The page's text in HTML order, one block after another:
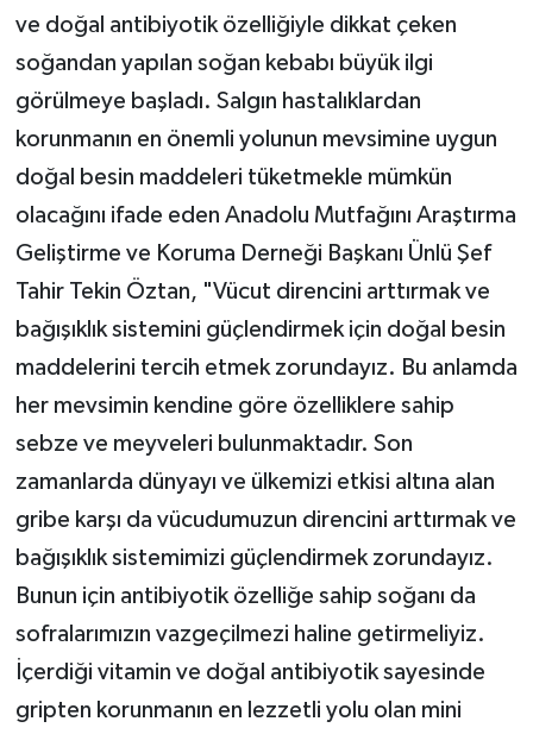
ve doğal antibiyotik özelliğiyle dikkat çeken
soğandan yapılan soğan kebabı büyük ilgi
görülmeye başladı. Salgın hastalıklardan
korunmanın en önemli yolunun mevsimine uygun
doğal besin maddeleri tüketmekle mümkün
olacağını ifade eden Anadolu Mutfağını Araştırma
Geliştirme ve Koruma Derneği Başkanı Ünlü Şef
Tahir Tekin Öztan, "Vücut direncini arttırmak ve
bağışıklık sistemini güçlendirmek için doğal besin
maddelerini tercih etmek zorundayız. Bu anlamda
her mevsimin kendine göre özelliklere sahip
sebze ve meyveleri bulunmaktadır. Son
zamanlarda dünyayı ve ülkemizi etkisi altına alan
gribe karşı da vücudumuzun direncini arttırmak ve
bağışıklık sistemimizi güçlendirmek zorundayız.
Bunun için antibiyotik özelliğe sahip soğanı da
sofralarımızın vazgeçilmezi haline getirmeliyiz.
İçerdiği vitamin ve doğal antibiyotik sayesinde
gripten korunmanın en lezzetli yolu olan mini